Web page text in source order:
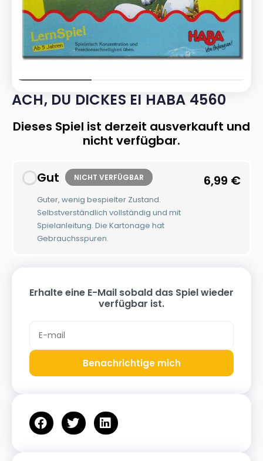
ACH, DU DICKES EI HABA 4560
Dieses Spiel ist derzeit ausverkauft und
nicht verfügbar.
Gut NICHT VERFÜGBAR
Guter, wenig bespielter Zustand.
Selbstverständlich vollständig und mit
Spielanleitung. Die Kartonage hat
Gebrauchsspuren.
6,99 €
Erhalte eine E-Mail sobald das Spiel wieder
verfügbar ist.
Benachrichtige mich